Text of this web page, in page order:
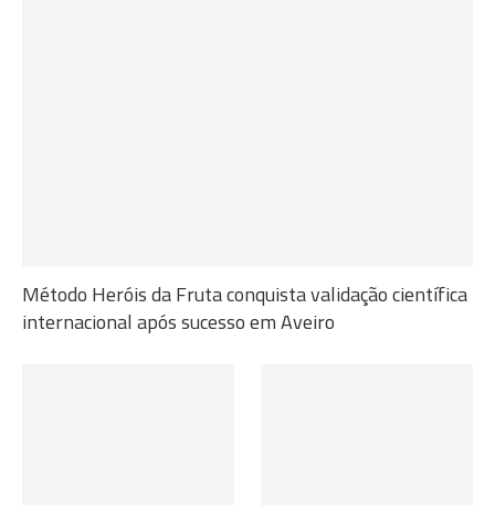
Método Heróis da Fruta conquista validação científica
internacional após sucesso em Aveiro